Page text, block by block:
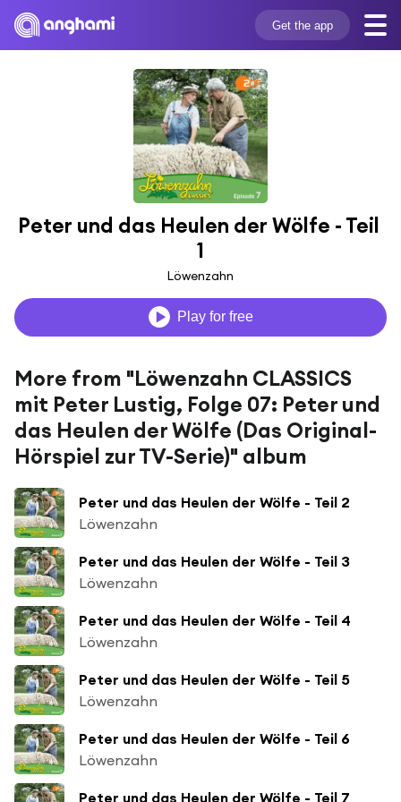
Get the app
Peter und das Heulen der Wölfe - Teil
1
Löwenzahn
Play for free
More from "Löwenzahn CLASSICS
mit Peter Lustig, Folge 07: Peter und
das Heulen der Wölfe (Das Original-
Hörspiel zur TV-Serie)" album
Peter und das Heulen der Wölfe - Teil 2
Löwenzahn
Peter und das Heulen der Wölfe - Teil 3
Löwenzahn
Peter und das Heulen der Wölfe - Teil 4
Löwenzahn
Peter und das Heulen der Wölfe - Teil 5
Löwenzahn
Peter und das Heulen der Wölfe - Teil 6
Löwenzahn
Peter und das Heulen der Wölfe - Teil 7